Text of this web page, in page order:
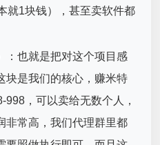
就1块钱），甚至卖软件都
也就是把对这个项目感
块是我们的核心，赚米特
，可以卖给无数个人，
非常高，我们代理群里都